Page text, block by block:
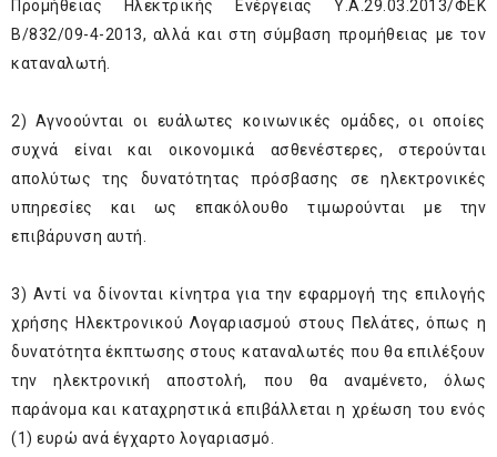
Προμήθειας Ηλεκτρικής Ενέργειας Υ.Α.29.03.2013/ΦΕΚ
Β/832/09-4-2013, αλλά και στη σύμβαση προμήθειας με τον
καταναλωτή.
2) Αγνοούνται οι ευάλωτες κοινωνικές ομάδες, οι οποίες
συχνά είναι και οικονομικά ασθενέστερες, στερούνται
απολύτως της δυνατότητας πρόσβασης σε ηλεκτρονικές
υπηρεσίες και ως επακόλουθο τιμωρούνται με την
επιβάρυνση αυτή.
3) Αντί να δίνονται κίνητρα για την εφαρμογή της επιλογής
χρήσης Ηλεκτρονικού Λογαριασμού στους Πελάτες, όπως η
δυνατότητα έκπτωσης στους καταναλωτές που θα επιλέξουν
την ηλεκτρονική αποστολή, που θα αναμένετο, όλως
παράνομα και καταχρηστικά επιβάλλεται η χρέωση του ενός
(1) ευρώ ανά έγχαρτο λογαριασμό.